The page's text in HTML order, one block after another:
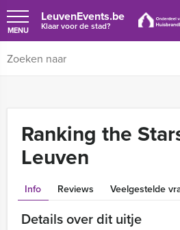
LeuvenEvents.be
Klaar voor de stad?
MENU
Ranking the
Leuven
Info Reviews Veelgestelde
Details over dit uitje